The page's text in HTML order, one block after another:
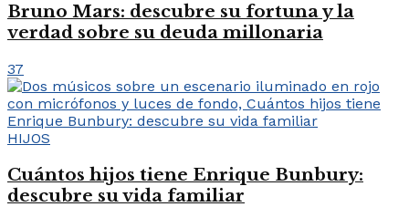
Bruno Mars: descubre su fortuna y la
verdad sobre su deuda millonaria
37
HIJOS
Cuántos hijos tiene Enrique Bunbury:
descubre su vida familiar